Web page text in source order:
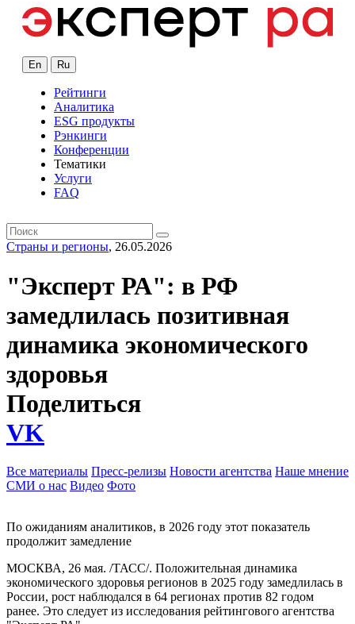
En Ru
Рейтинги
Аналитика
ESG продукты
Рэнкинги
Конференции
Тематики
Услуги
FAQ
Страны и регионы, 26.05.2026
"Эксперт РА": в РФ
замедлилась позитивная
динамика экономического
здоровья
Поделиться
VK
Все материалы Пресс-релизы Новости агентства Наше мнение
СМИ о нас Видео Фото
По ожиданиям аналитиков, в 2026 году этот показатель
продолжит замедление
МОСКВА, 26 мая. /ТАСС/. Положительная динамика
экономического здоровья регионов в 2025 году замедлилась в
России, рост наблюдался в 64 регионах против 82 годом
ранее. Это следует из исследования рейтингового агентства